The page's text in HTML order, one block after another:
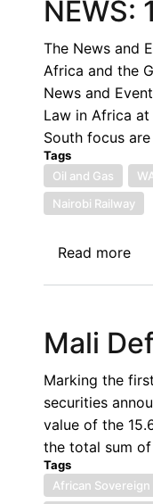
NEWS:
The News and
Africa and the
News and
Law in Africa
South focus
Tags
Oil and Gas
Nairobi Railway
Read more
Mali
Marking the
securities
value of the
the total sum
Tags
African